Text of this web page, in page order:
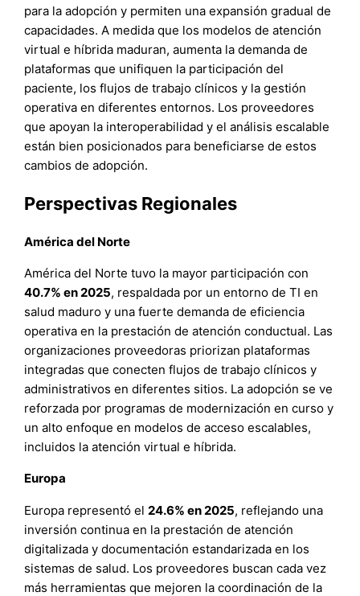
para la adopción y permiten una expansión gradual de
capacidades. A medida que los modelos de atención
virtual e híbrida maduran, aumenta la demanda de
plataformas que unifiquen la participación del
paciente, los flujos de trabajo clínicos y la gestión
operativa en diferentes entornos. Los proveedores
que apoyan la interoperabilidad y el análisis escalable
están bien posicionados para beneficiarse de estos
cambios de adopción.
Perspectivas Regionales
América del Norte
América del Norte tuvo la mayor participación con
40.7% en 2025, respaldada por un entorno de TI en
salud maduro y una fuerte demanda de eficiencia
operativa en la prestación de atención conductual. Las
organizaciones proveedoras priorizan plataformas
integradas que conecten flujos de trabajo clínicos y
administrativos en diferentes sitios. La adopción se ve
reforzada por programas de modernización en curso y
un alto enfoque en modelos de acceso escalables,
incluidos la atención virtual e híbrida.
Europa
Europa representó el 24.6% en 2025, reflejando una
inversión continua en la prestación de atención
digitalizada y documentación estandarizada en los
sistemas de salud. Los proveedores buscan cada vez
más herramientas que mejoren la coordinación de la